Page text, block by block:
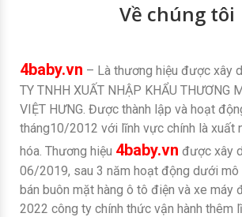
Về chúng tôi
4baby.vn – Là thương hiệu được xây
TY TNHH XUẤT NHẬP KHẨU THƯƠNG
VIỆT HƯNG. Được thành lập và hoạt
tháng10/2012 với lĩnh vực chính là xuất
hóa. Thương hiệu 4baby.vn được xây
06/2019, sau 3 năm hoạt động dưới mô
bán buôn mặt hàng ô tô điện và xe máy
2022 công ty chính thức vận hành thêm